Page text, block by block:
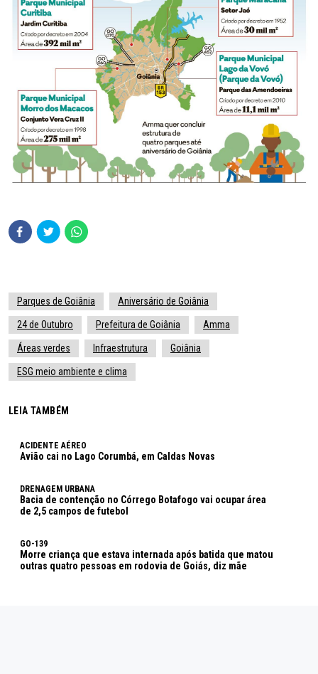
Parques de Goiânia Aniversário de Goiânia
24 de Outubro Prefeitura de Goiânia Amma
Áreas verdes Infraestrutura Goiânia
ESG meio ambiente e clima
LEIA TAMBÉM
ACIDENTE AÉREO
Avião cai no Lago Corumbá, em Caldas Novas
DRENAGEM URBANA
Bacia de contenção no Córrego Botafogo vai ocupar área
de 2,5 campos de futebol
GO-139
Morre criança que estava internada após batida que matou
outras quatro pessoas em rodovia de Goiás, diz mãe